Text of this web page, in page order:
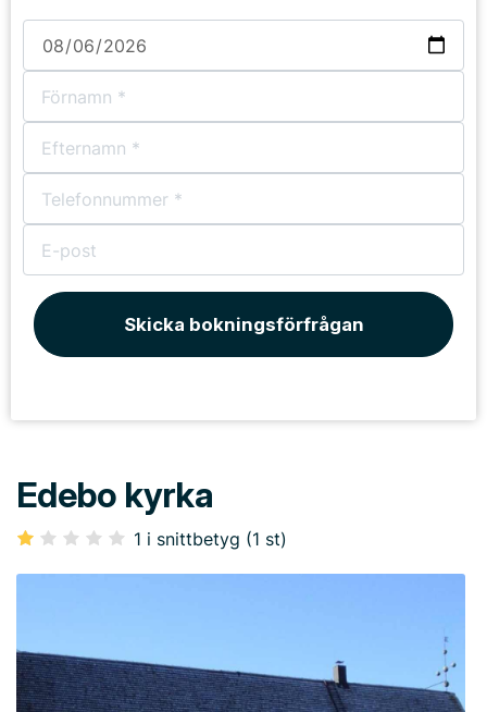
Skicka bokningsförfrågan
Edebo kyrka
1 i snittbetyg (1 st)